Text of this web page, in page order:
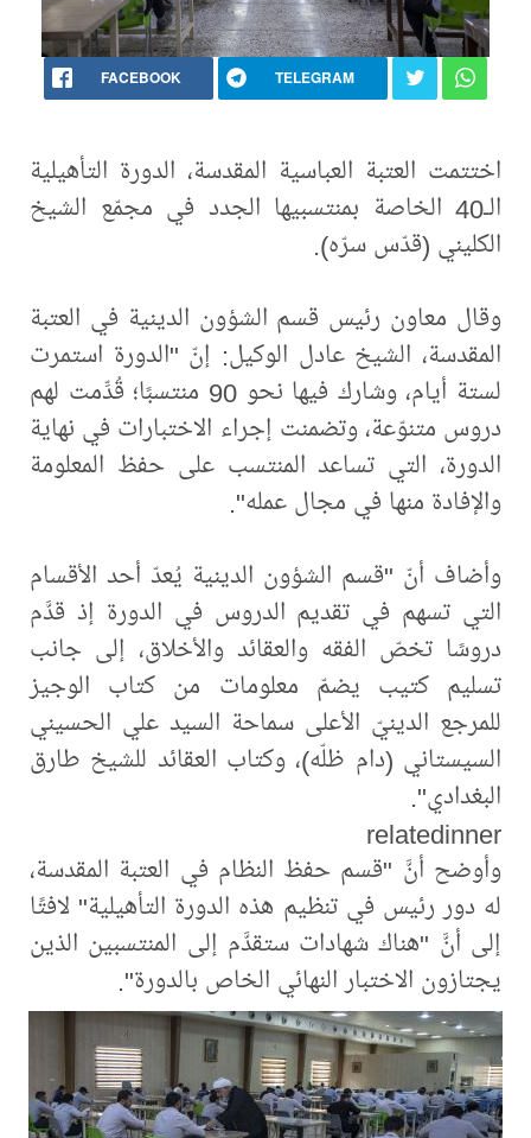
FACEBOOK TELEGRAM
اختتمت العتبة العباسية المقدسة، الدورة التأهيلية
الـ40 الخاصة بمنتسبيها الجدد في مجمّع الشيخ
الكليني (قدّس سرّه).
وقال معاون رئيس قسم الشؤون الدينية في العتبة
المقدسة، الشيخ عادل الوكيل: إنّ "الدورة استمرت
لستة أيام، وشارك فيها نحو 90 منتسبًا؛ قُدِّمت لهم
دروس متنوّعة، وتضمنت إجراء الاختبارات في نهاية
الدورة، التي تساعد المنتسب على حفظ المعلومة
والإفادة منها في مجال عمله".
وأضاف أنّ "قسم الشؤون الدينية يُعدّ أحد الأقسام
التي تسهم في تقديم الدروس في الدورة إذ قدَّم
دروسًا تخصّ الفقه والعقائد والأخلاق، إلى جانب
تسليم كتيب يضمّ معلومات من كتاب الوجيز
للمرجع الدينيّ الأعلى سماحة السيد علي الحسيني
السيستاني (دام ظلّه)، وكتاب العقائد للشيخ طارق
البغدادي".
relatedinner
وأوضح أنَّ "قسم حفظ النظام في العتبة المقدسة،
له دور رئيس في تنظيم هذه الدورة التأهيلية" لافتًا
إلى أنَّ "هناك شهادات ستقدَّم إلى المنتسبين الذين
يجتازون الاختبار النهائي الخاص بالدورة".